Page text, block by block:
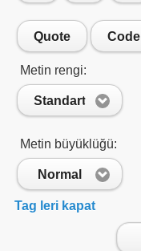
Quote Code
Metin rengi:
Standart
Metin büyüklüğü:
Normal
Tag leri kapat